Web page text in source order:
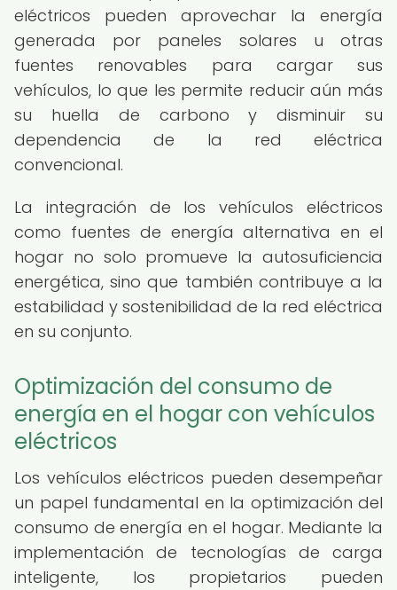
eléctricos pueden aprovechar la energía
generada por paneles solares u otras
fuentes renovables para cargar sus
vehículos, lo que les permite reducir aún más
su huella de carbono y disminuir su
dependencia de la red eléctrica
convencional.
La integración de los vehículos eléctricos
como fuentes de energía alternativa en el
hogar no solo promueve la autosuficiencia
energética, sino que también contribuye a la
estabilidad y sostenibilidad de la red eléctrica
en su conjunto.
Optimización del consumo de
energía en el hogar con vehículos
eléctricos
Los vehículos eléctricos pueden desempeñar
un papel fundamental en la optimización del
consumo de energía en el hogar. Mediante la
implementación de tecnologías de carga
inteligente, los propietarios pueden